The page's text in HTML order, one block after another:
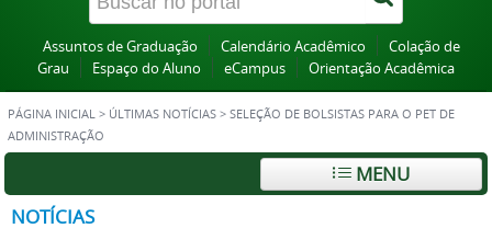
Assuntos de Graduação Calendário Acadêmico
Colação de
Grau
Espaço do Aluno eCampus Orientação Acadêmica
PÁGINA INICIAL > ÚLTIMAS NOTÍCIAS > SELEÇÃO DE BOLSISTAS PARA O PET DE
ADMINISTRAÇÃO
MENU
NOTÍCIAS